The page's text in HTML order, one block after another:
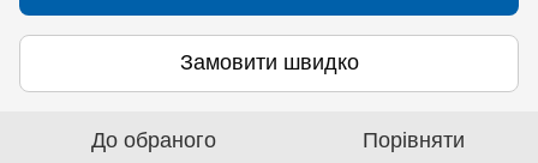
Замовити швидко
До обраного Порівняти